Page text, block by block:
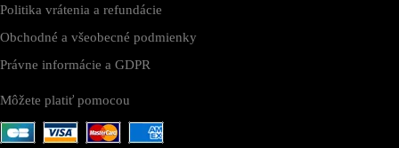
Politika vrátenia a refundácie
Obchodné a všeobecné podmienky
Právne informácie a GDPR
Môžete platiť pomocou